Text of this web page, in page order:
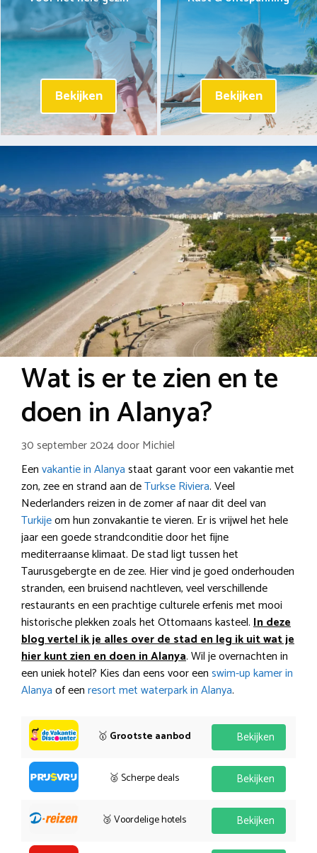
Bekijken Bekijken
Wat is er te zien en te
doen in Alanya?
30 september 2024doorMichiel
Eenvakantie in Alanyastaat garant voor een vakantie met
zon, zee en strand aan deTurkse Riviera. Veel
Nederlanders reizen in de zomer af naar dit deel van
Turkijeom hun zonvakantie te vieren. Er is vrijwel het hele
jaar een goede strandconditie door het fijne
mediterraanse klimaat. De stad ligt tussen het
Taurusgebergte en de zee. Hier vind je goed onderhouden
stranden, een bruisend nachtleven, veel verschillende
restaurants en een prachtige culturele erfenis met mooi
historische plekken zoals het Ottomaans kasteel.In deze
blog vertel ik je alles over de stad en leg ik uit wat je
hier kunt zien en doen in Alanya. Wil je overnachten in
een uniek hotel? Kies dan eens voor eenswim-up kamer in
Alanyaof eenresort met waterpark in Alanya.
🥇 Grootste aanbod Bekijken
🥈 Scherpe deals Bekijken
🥉 Voordelige hotels Bekijken